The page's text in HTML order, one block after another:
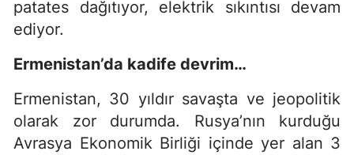
patates dağıtıyor, elektrik sıkıntısı devam
ediyor.
Ermenistan’da kadife devrim…
Ermenistan, 30 yıldır savaşta ve jeopolitik
olarak zor durumda. Rusya’nın kurduğu
Avrasya Ekonomik Birliği içinde yer alan 3